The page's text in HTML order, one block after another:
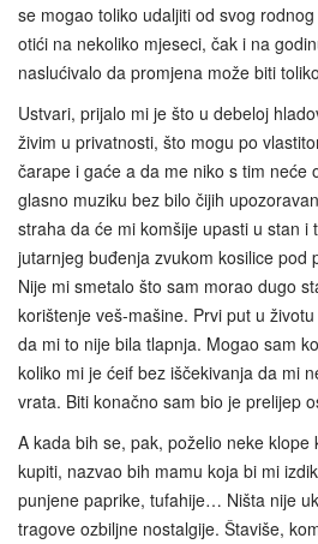
se mogao toliko udaljiti od svog
otići na nekoliko mjeseci, čak i na
naslućivalo da promjena može biti
Ustvari, prijalo mi je što u debeloj
živim u privatnosti, što mogu po
čarape i gaće a da me niko s tim neće
glasno muziku bez bilo čijih
straha da će mi komšije upasti u stan i
jutarnjeg buđenja zvukom kosilice pod
Nije mi smetalo što sam morao dugo
korištenje veš‑mašine. Prvi put u
da mi to nije bila tlapnja. Mogao sam
koliko mi je ćeif bez iščekivanja da mi
vrata. Biti konačno sam bio je prelijep
A kada bih se, pak, poželio neke
kupiti, nazvao bih mamu koja bi mi
punjene paprike, tufahije… Ništa nije
tragove ozbiljne nostalgije. Štaviše,